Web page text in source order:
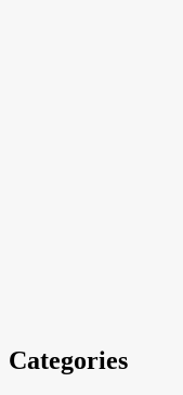
Categories